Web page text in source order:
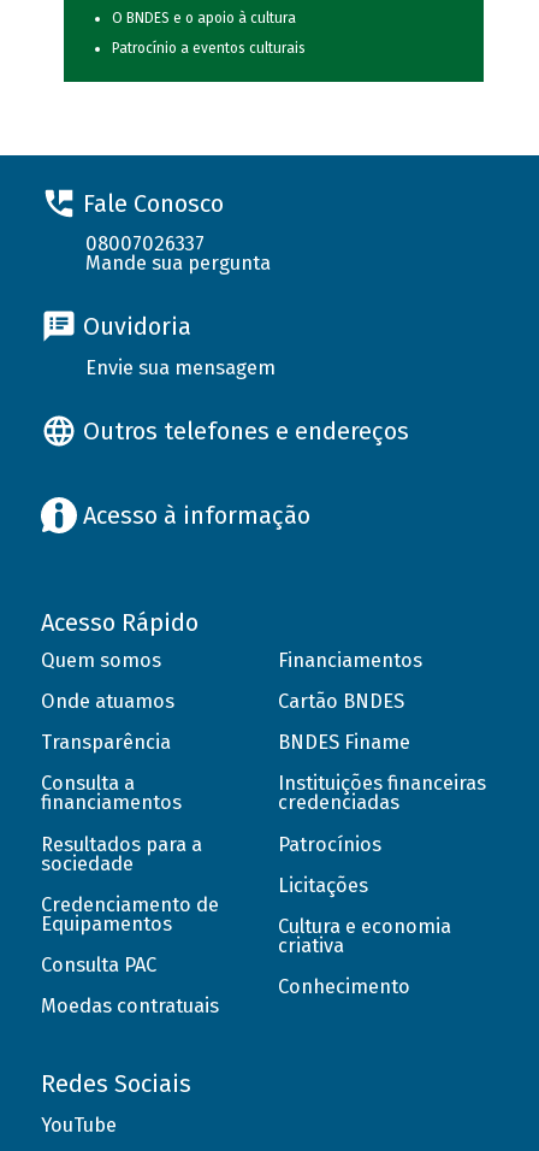
O BNDES e o apoio à cultura
Patrocínio a eventos culturais
Fale Conosco
08007026337
Mande sua pergunta
Ouvidoria
Envie sua mensagem
Outros telefones e endereços
Acesso à informação
Acesso Rápido
Quem somos
Onde atuamos
Transparência
Consulta a
financiamentos
Resultados para a
sociedade
Credenciamento de
Equipamentos
Consulta PAC
Moedas contratuais
Financiamentos
Cartão BNDES
BNDES Finame
Instituições financeiras
credenciadas
Patrocínios
Licitações
Cultura e economia
criativa
Conhecimento
Redes Sociais
YouTube